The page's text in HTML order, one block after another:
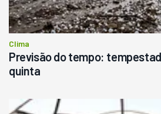
Clima
Previsão do tempo:
quinta